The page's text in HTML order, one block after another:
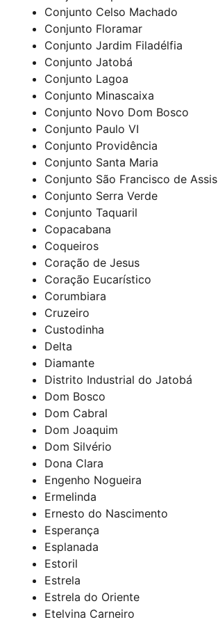
Conjunto Celso Machado
Conjunto Floramar
Conjunto Jardim Filadélfia
Conjunto Jatobá
Conjunto Lagoa
Conjunto Minascaixa
Conjunto Novo Dom Bosco
Conjunto Paulo VI
Conjunto Providência
Conjunto Santa Maria
Conjunto São Francisco de Assis
Conjunto Serra Verde
Conjunto Taquaril
Copacabana
Coqueiros
Coração de Jesus
Coração Eucarístico
Corumbiara
Cruzeiro
Custodinha
Delta
Diamante
Distrito Industrial do Jatobá
Dom Bosco
Dom Cabral
Dom Joaquim
Dom Silvério
Dona Clara
Engenho Nogueira
Ermelinda
Ernesto do Nascimento
Esperança
Esplanada
Estoril
Estrela
Estrela do Oriente
Etelvina Carneiro